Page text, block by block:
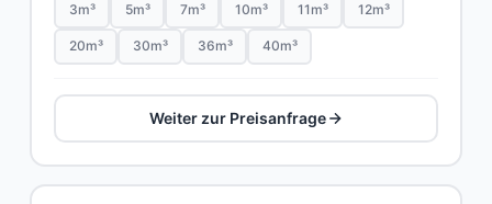
3m³ 5m³ 7m³ 10m³ 11m³ 12m³
20m³ 30m³ 36m³ 40m³
Weiter zur Preisanfrage